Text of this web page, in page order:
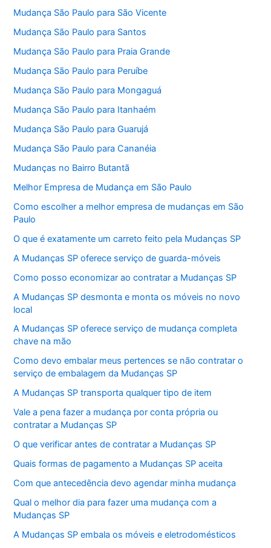
Mudança São Paulo para São Vicente
Mudança São Paulo para Santos
Mudança São Paulo para Praia Grande
Mudança São Paulo para Peruíbe
Mudança São Paulo para Mongaguá
Mudança São Paulo para Itanhaém
Mudança São Paulo para Guarujá
Mudança São Paulo para Cananéia
Mudanças no Bairro Butantã
Melhor Empresa de Mudança em São Paulo
Como escolher a melhor empresa de mudanças em São
Paulo
O que é exatamente um carreto feito pela Mudanças SP
A Mudanças SP oferece serviço de guarda-móveis
Como posso economizar ao contratar a Mudanças SP
A Mudanças SP desmonta e monta os móveis no novo
local
A Mudanças SP oferece serviço de mudança completa
chave na mão
Como devo embalar meus pertences se não contratar o
serviço de embalagem da Mudanças SP
A Mudanças SP transporta qualquer tipo de item
Vale a pena fazer a mudança por conta própria ou
contratar a Mudanças SP
O que verificar antes de contratar a Mudanças SP
Quais formas de pagamento a Mudanças SP aceita
Com que antecedência devo agendar minha mudança
Qual o melhor dia para fazer uma mudança com a
Mudanças SP
A Mudanças SP embala os móveis e eletrodomésticos